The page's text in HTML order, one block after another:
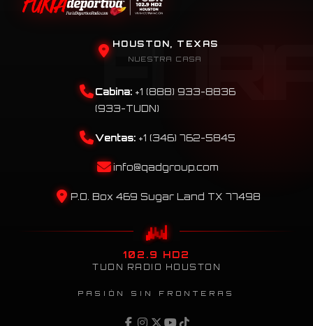
HOUSTON, TEXAS
NUESTRA CASA
Cabina: +1 (888) 933-8836
(933-TUDN)
Ventas: +1 (346) 762-5845
info@qadgroup.com
P.O. Box 469 Sugar Land TX 77498
102.9 HD2
TUDN RADIO HOUSTON
PASIÓN SIN FRONTERAS